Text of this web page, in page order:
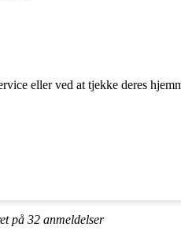
eller ved at tjekke deres
på 32 anmeldelser